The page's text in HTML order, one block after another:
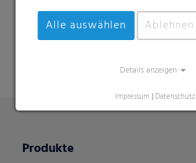
SucheAlle auswählen Ablehnen
Details anzeigen
Impressum | Datenschutz
Produkte